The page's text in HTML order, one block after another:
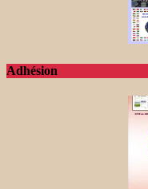
Adhésion